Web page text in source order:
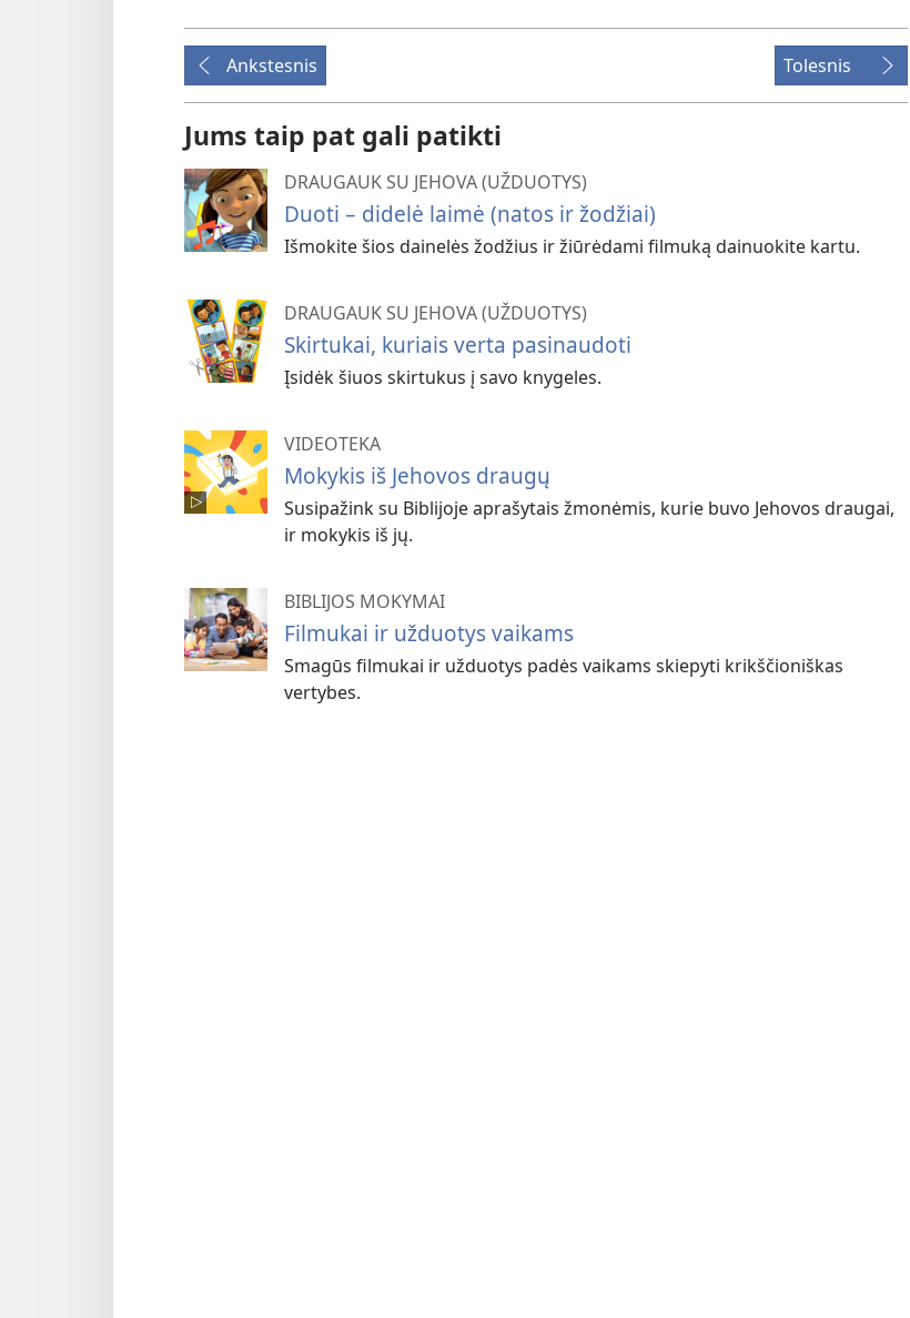
parinktys
Ankstesnis Tolesnis
Jums taip pat gali patikti
DRAUGAUK SU JEHOVA (UŽDUOTYS)
Duoti – didelė laimė (natos ir žodžiai)
Išmokite šios dainelės žodžius ir žiūrėdami filmuką dainuokite kartu.
DRAUGAUK SU JEHOVA (UŽDUOTYS)
Skirtukai, kuriais verta pasinaudoti
Įsidėk šiuos skirtukus į savo knygeles.
VIDEOTEKA
Mokykis iš Jehovos draugų
Susipažink su Biblijoje aprašytais žmonėmis, kurie buvo Jehovos draugai,
ir mokykis iš jų.
BIBLIJOS MOKYMAI
Filmukai ir užduotys vaikams
Smagūs filmukai ir užduotys padės vaikams skiepyti krikščioniškas
vertybes.